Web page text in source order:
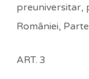
preuniversitar,
României,
ART. 3